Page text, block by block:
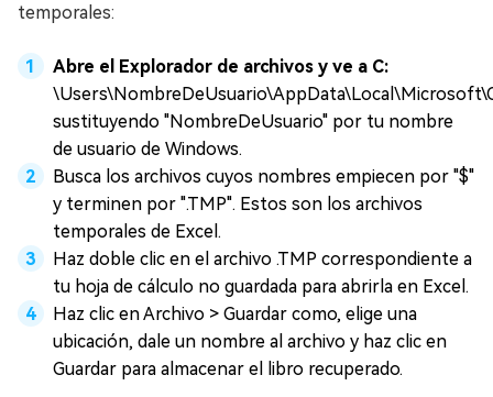
temporales:
Abre el Explorador de archivos y ve a C:
sustituyendo "NombreDeUsuario" por tu nombre
de usuario de Windows.
Busca los archivos cuyos nombres empiecen por "$"
y terminen por ".TMP". Estos son los archivos
temporales de Excel.
Haz doble clic en el archivo .TMP correspondiente a
tu hoja de cálculo no guardada para abrirla en Excel.
Haz clic en Archivo > Guardar como, elige una
ubicación, dale un nombre al archivo y haz clic en
Guardar para almacenar el libro recuperado.